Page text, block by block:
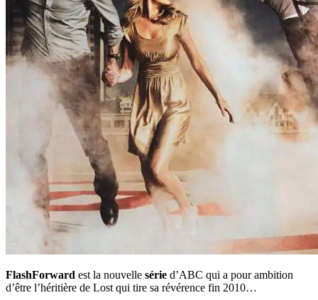
FlashForward est la nouvelle série d’ABC qui a pour ambition
d’être l’héritière de Lost qui tire sa révérence fin 2010…